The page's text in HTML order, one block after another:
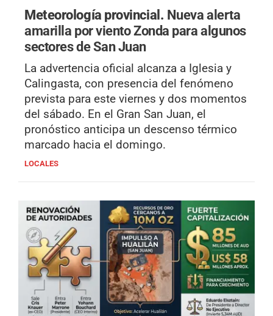
Meteorología provincial. Nueva alerta
amarilla por viento Zonda para algunos
sectores de San Juan
La advertencia oficial alcanza a Iglesia y
Calingasta, con presencia del fenómeno
prevista para este viernes y dos momentos
del sábado. En el Gran San Juan, el
pronóstico anticipa un descenso térmico
marcado hacia el domingo.
LOCALES